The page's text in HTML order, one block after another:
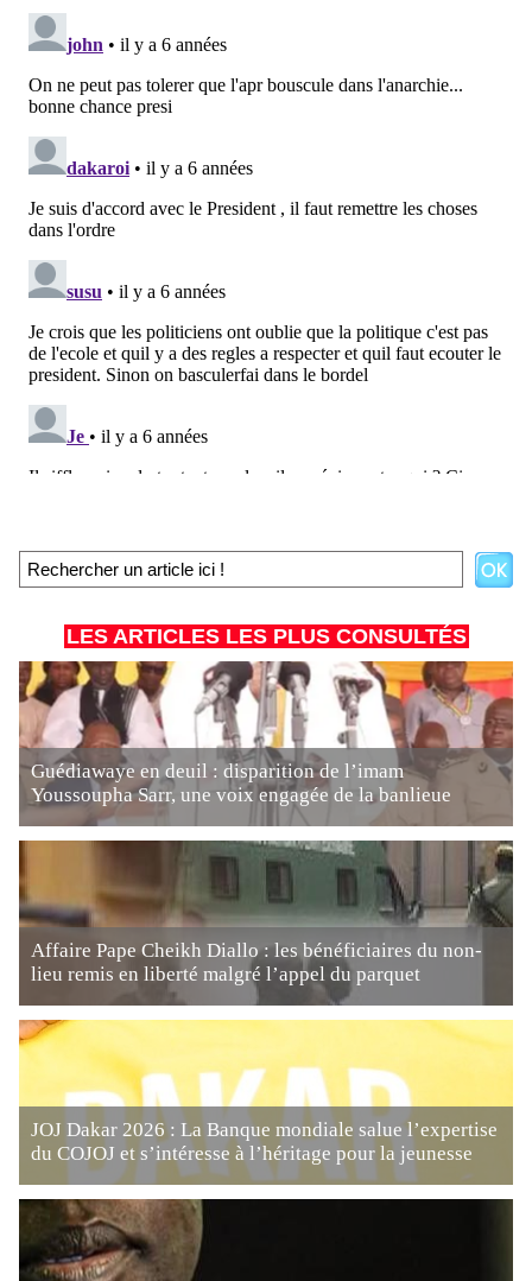
LES ARTICLES LES PLUS CONSULTÉS
Guédiawaye en deuil : disparition de l’imam
Youssoupha Sarr, une voix engagée de la banlieue
Affaire Pape Cheikh Diallo : les bénéficiaires du non-
lieu remis en liberté malgré l’appel du parquet
JOJ Dakar 2026 : La Banque mondiale salue l’expertise
du COJOJ et s’intéresse à l’héritage pour la jeunesse